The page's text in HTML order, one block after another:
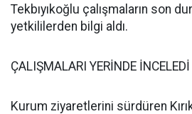
Tekbıyıkoğlu çalışmaların son
yetkililerden bilgi aldı.
ÇALIŞMALARI YERİNDE İNCELEDİ
Kurum ziyaretlerini sürdüren